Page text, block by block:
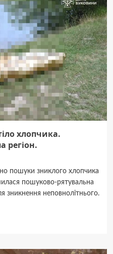
хлопчика.
регіон.
пошуки зниклого хлопчика
пошуково-рятувальна
зникнення неповнолітнього.